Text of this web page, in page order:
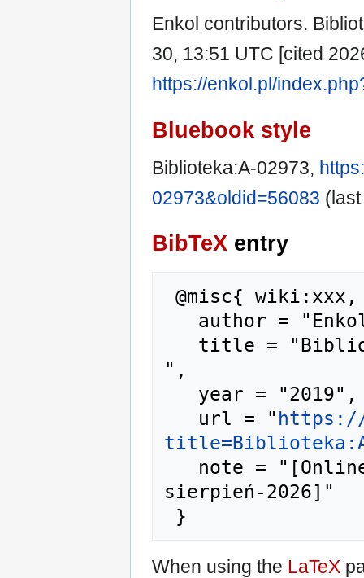
Enkol contributors.
30, 13:51 UTC [cited
https://enkol.pl/
Bluebook style
Biblioteka:A-02973,
02973&oldid=56083
BibTeX entry
",
   url = "
title=Biblioteka:A-
sierpień-2026]"
When using the LaTeX